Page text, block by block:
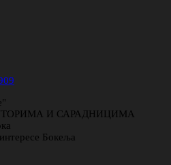
И САРАДНИЦИМА
Бокеља